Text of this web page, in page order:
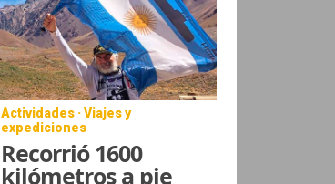
Actividades · Viajes y
expediciones
Recorrió 1600
kilómetros a pie